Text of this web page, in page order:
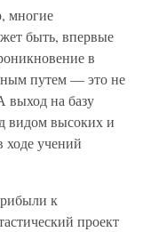
многие
быть, впервые
в
путем — это не
выход на базу
видом высоких и
ходе учений
к
проект